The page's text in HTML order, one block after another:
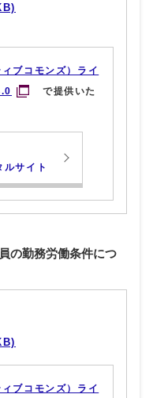
ブコモンズ）ライ
で提供いた
ルサイト
の勤務労働条件につ
ブコモンズ）ライ